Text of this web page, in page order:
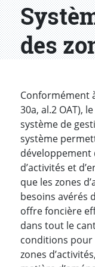
des
Conformément
30a, al.2 OAT),
système de
système
développement
d’activités et
que les zones
besoins avérés
offre foncière
dans tout le
conditions pour
zones